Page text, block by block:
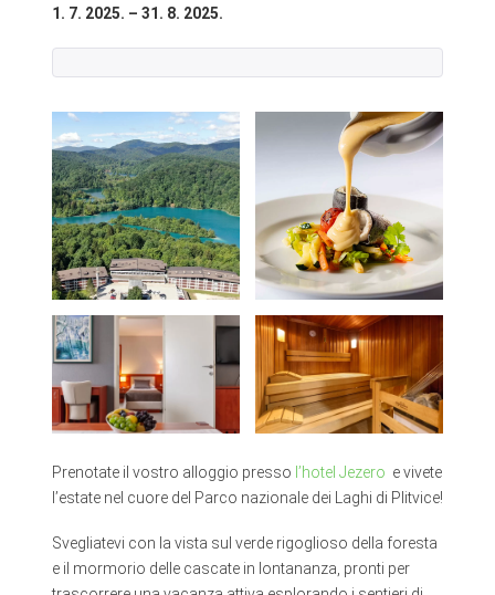
1. 7. 2025. – 31. 8. 2025.
Prenotate il vostro alloggio presso l’hotel Jezero e vivete
l’estate nel cuore del Parco nazionale dei Laghi di Plitvice!
Svegliatevi con la vista sul verde rigoglioso della foresta
e il mormorio delle cascate in lontananza, pronti per